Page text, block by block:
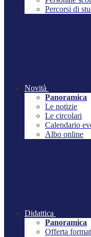
Percorsi di
Novità
Panoramica
Le notizie
Le circolari
Calendario
Albo online
Didattica
Panoramica
Offerta